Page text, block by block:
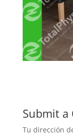
Submit a
Tu dirección